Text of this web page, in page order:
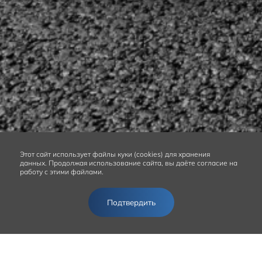
Этот сайт использует файлы куки (cookies) для хранения
данных. Продолжая использование сайта, вы даёте согласие на
работу с этими файлами.
Подтвердить